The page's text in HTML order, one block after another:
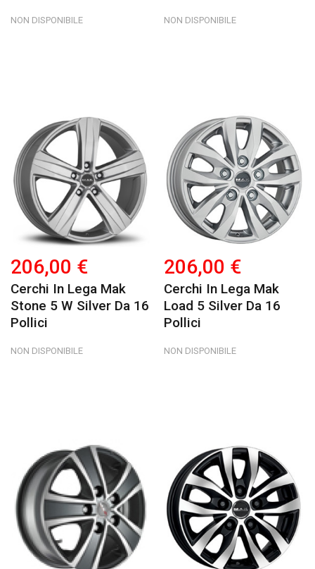
NON DISPONIBILE NON DISPONIBILE
206,00 €
Cerchi In Lega Mak
Stone 5 W Silver Da 16
Pollici
NON DISPONIBILE
206,00 €
Cerchi In Lega Mak
Load 5 Silver Da 16
Pollici
NON DISPONIBILE